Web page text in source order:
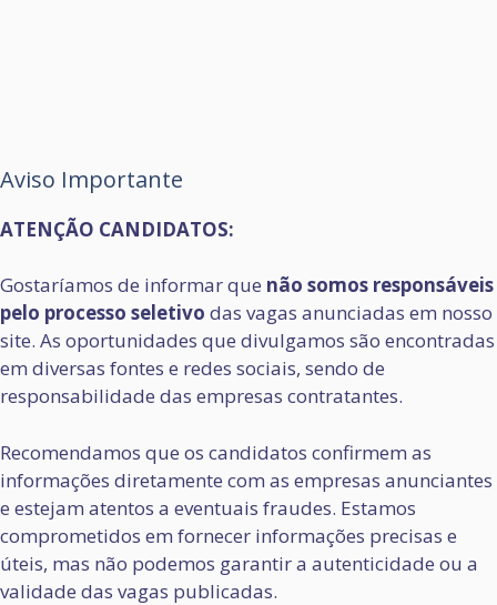
Aviso Importante
ATENÇÃO CANDIDATOS:
Gostaríamos de informar que não somos responsáveis
pelo processo seletivo das vagas anunciadas em nosso
site. As oportunidades que divulgamos são encontradas
em diversas fontes e redes sociais, sendo de
responsabilidade das empresas contratantes.
Recomendamos que os candidatos confirmem as
informações diretamente com as empresas anunciantes
e estejam atentos a eventuais fraudes. Estamos
comprometidos em fornecer informações precisas e
úteis, mas não podemos garantir a autenticidade ou a
validade das vagas publicadas.